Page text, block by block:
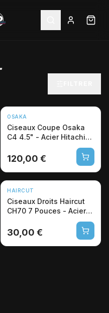
OSAKA
Ciseaux Coupe Osaka
C4 4.5" - Acier Hitachi
120,00 €
HAIRCUT
Ciseaux Droits Haircut
CH70 7 Pouces - Acier
30,00 €